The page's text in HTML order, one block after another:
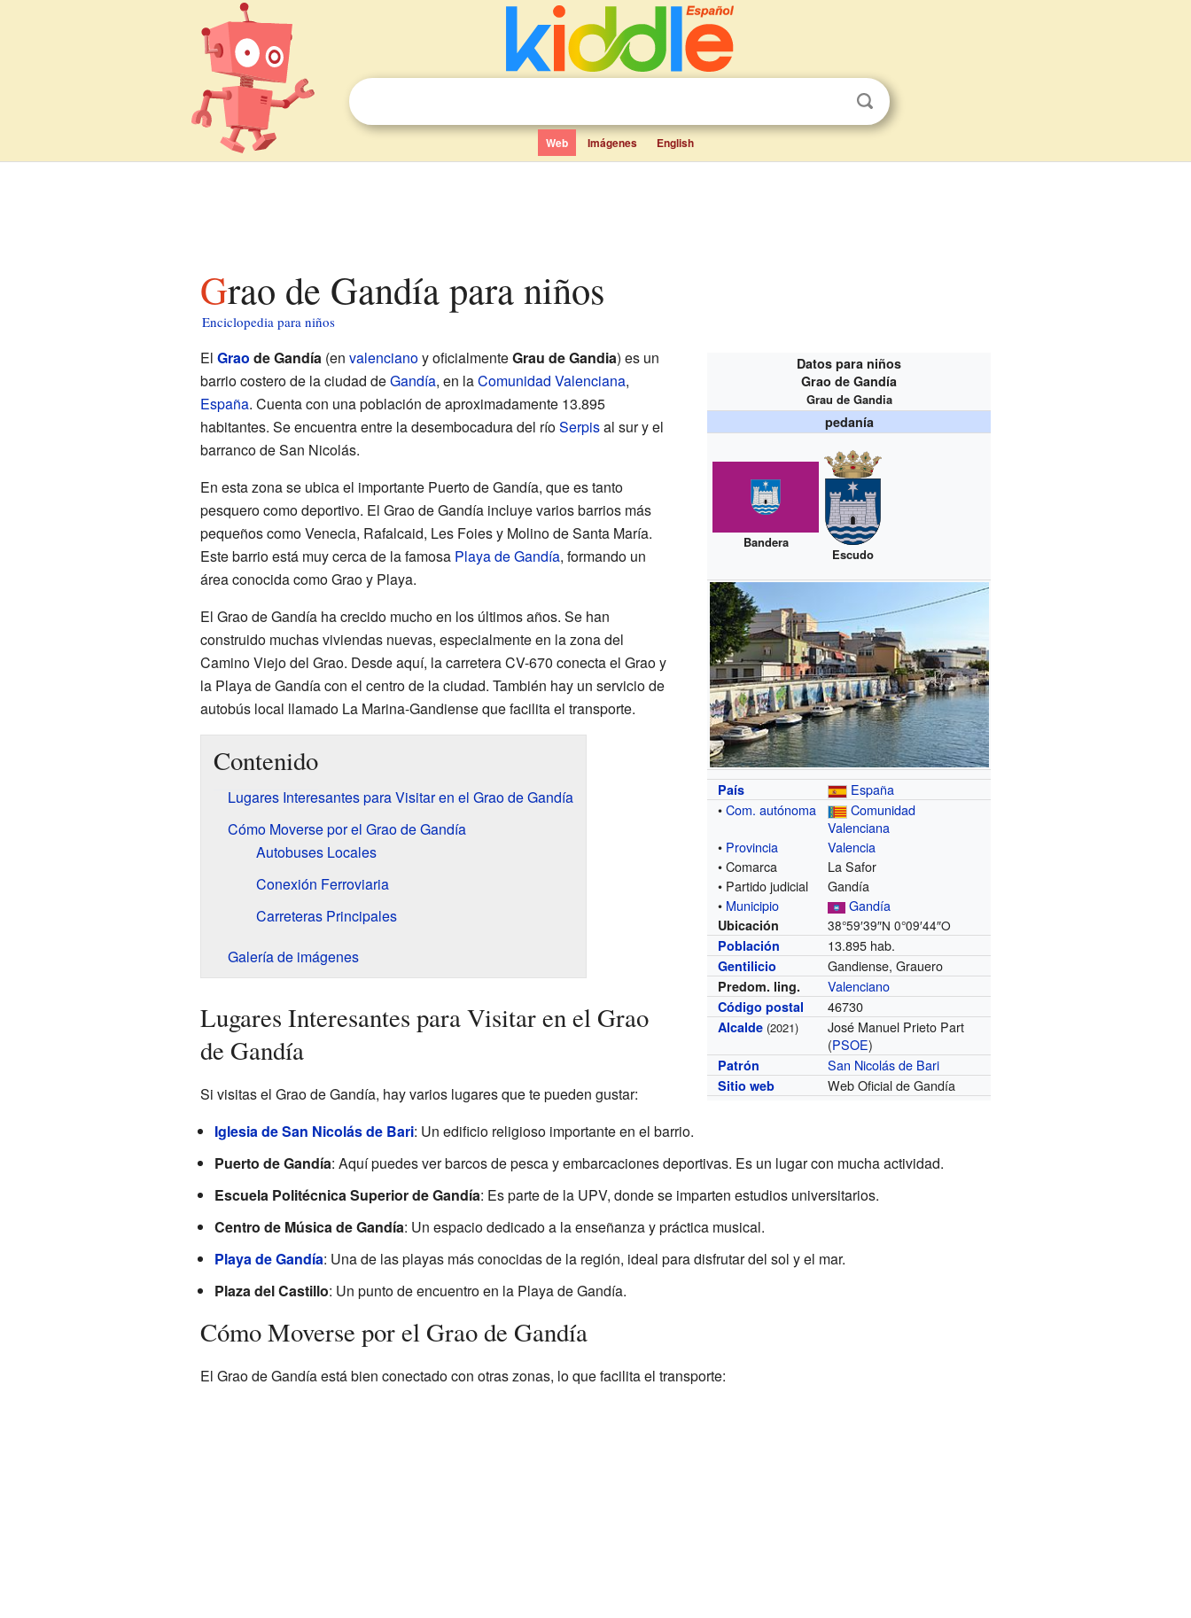
Web Imágenes English
Grao de Gandía para niños
Enciclopedia para niños
Datos para niños
Grao de Gandía
Grau de Gandia
pedanía
Bandera
Escudo
País
España
•Com. autónoma
Comunidad
Valenciana
• Provincia
Valencia
• Comarca
La Safor
• Partido judicial
Gandía
• Municipio Gandía
Ubicación 38°59′39″N 0°09′44″O
Población
13.895 hab.
Gentilicio Gandiense, Grauero
Predom. ling. Valenciano
Código postal 46730
Alcalde (2021)
José Manuel Prieto Part
(PSOE)
Patrón San Nicolás de Bari
Sitio web Web Oficial de Gandía
El Grao de Gandía(en valencianoy oficialmenteGrau de Gandia) es un
barrio costero de la ciudad deGandía, en laComunidad Valenciana,
España. Cuenta con una población de aproximadamente 13.895
habitantes. Se encuentra entre la desembocadura del ríoSerpisal sur y el
barranco de San Nicolás.
En esta zona se ubica el importante Puerto de Gandía, que es tanto
pesquero como deportivo. El Grao de Gandía incluye varios barrios más
pequeños como Venecia, Rafalcaid, Les Foies y Molino de Santa María.
Este barrio está muy cerca de la famosa Playa de Gandía, formando un
área conocida como Grao y Playa.
El Grao de Gandía ha crecido mucho en los últimos años. Se han
construido muchas viviendas nuevas, especialmente en la zona del
Camino Viejo del Grao. Desde aquí, la carretera CV-670 conecta el Grao y
la Playa de Gandía con el centro de la ciudad. También hay un servicio de
autobús local llamado La Marina-Gandiense que facilita el transporte.
Contenido
Lugares Interesantes para Visitar en el Grao de Gandía
Cómo Moverse por el Grao de Gandía
Autobuses Locales
Conexión Ferroviaria
Carreteras Principales
Galería de imágenes
Lugares Interesantes para Visitar en el Grao
de Gandía
Si visitas el Grao de Gandía, hay varios lugares que te pueden gustar:
Iglesia de San Nicolás de Bari: Un edificio religioso importante en el barrio.
Puerto de Gandía: Aquí puedes ver barcos de pesca y embarcaciones deportivas. Es un lugar con mucha actividad.
Escuela Politécnica Superior de Gandía: Es parte de la UPV, donde se imparten estudios universitarios.
Centro de Música de Gandía: Un espacio dedicado a la enseñanza y práctica musical.
Playa de Gandía: Una de las playas más conocidas de la región, ideal para disfrutar del sol y el mar.
Plaza del Castillo: Un punto de encuentro en la Playa de Gandía.
Cómo Moverse por el Grao de Gandía
El Grao de Gandía está bien conectado con otras zonas, lo que facilita el transporte: